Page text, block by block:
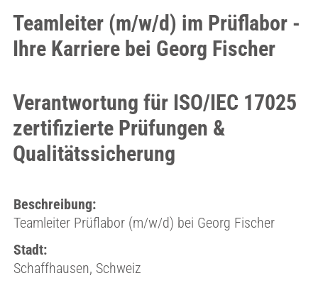
Teamleiter (m/w/d) im Prüflabor -
Ihre Karriere bei Georg Fischer
Verantwortung für ISO/IEC 17025
zertifizierte Prüfungen &
Qualitätssicherung
Beschreibung:
Teamleiter Prüflabor (m/w/d) bei Georg Fischer
Stadt:
Schaffhausen, Schweiz